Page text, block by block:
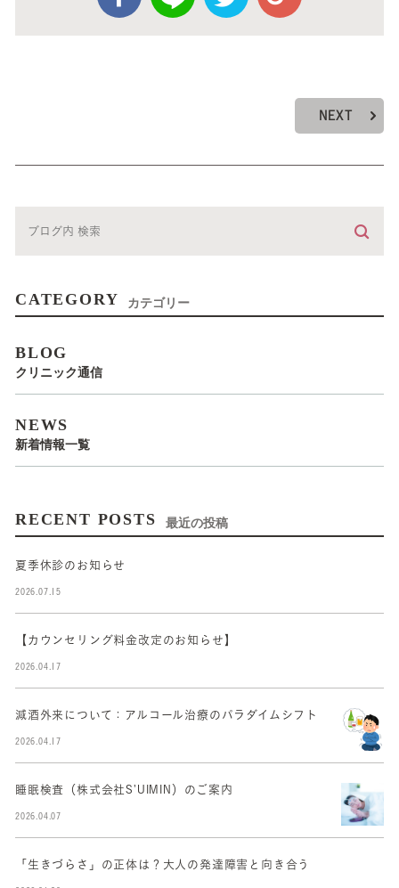
NEXT
CATEGORY カテゴリー
BLOG
クリニック通信
NEWS
新着情報一覧
RECENT POSTS 最近の投稿
夏季休診のお知らせ
2026.07.15
【カウンセリング料金改定のお知らせ】
2026.04.17
減酒外来について：アルコール治療のパラダイムシフト
2026.04.17
睡眠検査（株式会社S’UIMIN）のご案内
2026.04.07
「生きづらさ」の正体は？大人の発達障害と向き合う